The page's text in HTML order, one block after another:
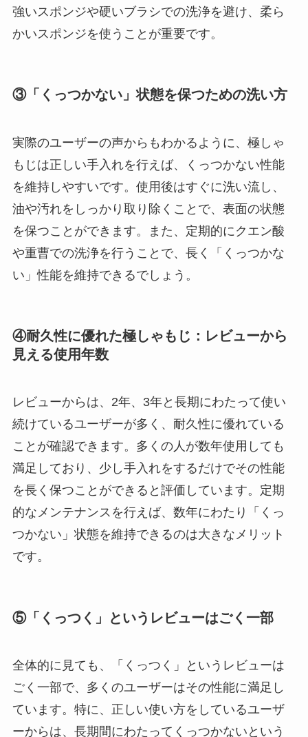
強いスポンジや硬いブラシでの洗浄を避け、柔ら
かいスポンジを使うことが重要です。
③「くっつかない」状態を保つための洗い方
実際のユーザーの声からもわかるように、極しゃ
もじは正しい手入れを行えば、くっつかない性能
を維持しやすいです。使用後はすぐに洗い流し、
油や汚れをしっかり取り除くことで、表面の状態
を保つことができます。また、定期的にクエン酸
や重曹での洗浄を行うことで、長く「くっつかな
い」性能を維持できるでしょう。
④耐久性に優れた極しゃもじ：レビューから
見える使用年数
レビューからは、2年、3年と長期にわたって使い
続けているユーザーが多く、耐久性に優れている
ことが確認できます。多くの人が数年使用しても
満足しており、少し手入れをするだけでその性能
を長く保つことができると評価しています。定期
的なメンテナンスを行えば、数年にわたり「くっ
つかない」状態を維持できるのは大きなメリット
です。
⑤「くっつく」というレビューはごく一部
全体的に見ても、「くっつく」というレビューは
ごく一部で、多くのユーザーはその性能に満足し
ています。特に、正しい使い方をしているユーザ
ーからは、長期間にわたってくっつかないという